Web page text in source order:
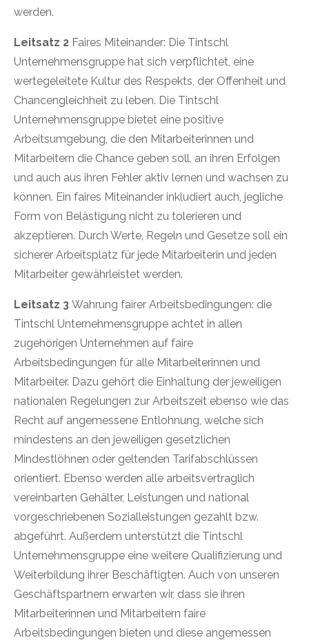
werden.
Leitsatz 2 Faires Miteinander: Die Tintschl
Unternehmensgruppe hat sich verpflichtet, eine
wertegeleitete Kultur des Respekts, der Offenheit und
Chancengleichheit zu leben. Die Tintschl
Unternehmensgruppe bietet eine positive
Arbeitsumgebung, die den Mitarbeiterinnen und
Mitarbeitern die Chance geben soll, an ihren Erfolgen
und auch aus ihren Fehler aktiv lernen und wachsen zu
können. Ein faires Miteinander inkludiert auch, jegliche
Form von Belästigung nicht zu tolerieren und
akzeptieren. Durch Werte, Regeln und Gesetze soll ein
sicherer Arbeitsplatz für jede Mitarbeiterin und jeden
Mitarbeiter gewährleistet werden.
Leitsatz 3 Wahrung fairer Arbeitsbedingungen: die
Tintschl Unternehmensgruppe achtet in allen
zugehörigen Unternehmen auf faire
Arbeitsbedingungen für alle Mitarbeiterinnen und
Mitarbeiter. Dazu gehört die Einhaltung der jeweiligen
nationalen Regelungen zur Arbeitszeit ebenso wie das
Recht auf angemessene Entlohnung, welche sich
mindestens an den jeweiligen gesetzlichen
Mindestlöhnen oder geltenden Tarifabschlüssen
orientiert. Ebenso werden alle arbeitsvertraglich
vereinbarten Gehälter, Leistungen und national
vorgeschriebenen Sozialleistungen gezahlt bzw.
abgeführt. Außerdem unterstützt die Tintschl
Unternehmensgruppe eine weitere Qualifizierung und
Weiterbildung ihrer Beschäftigten. Auch von unseren
Geschäftspartnern erwarten wir, dass sie ihren
Mitarbeiterinnen und Mitarbeitern faire
Arbeitsbedingungen bieten und diese angemessen